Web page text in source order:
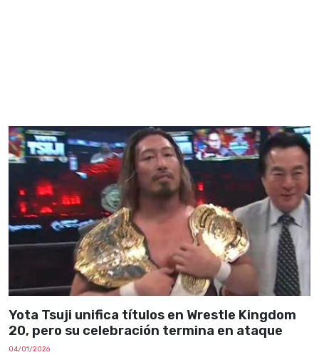
Yota Tsuji unifica títulos en Wrestle Kingdom
20, pero su celebración termina en ataque
04/01/2026